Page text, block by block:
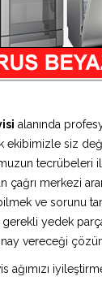
alanında
ekibimizle siz
tecrübeleri
çağrı merkezi
ve sorunu
gerekli yedek
vereceği